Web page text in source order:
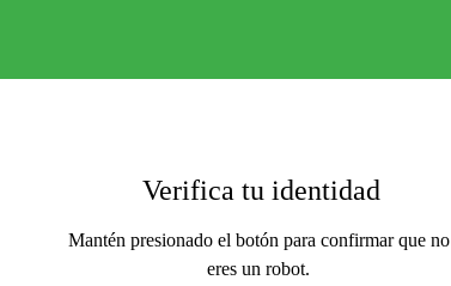
Verifica tu identidad
Mantén presionado el botón para confirmar que no
eres un robot.